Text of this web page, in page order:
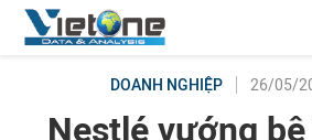
DOANH NGHIỆP 26/05/
Nestlé vướng